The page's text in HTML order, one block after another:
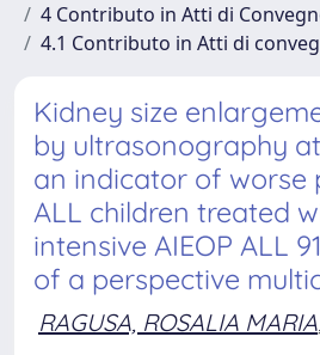
4 Contributo in Atti di
4.1 Contributo in Atti di
Kidney size
by ultrasonography
an indicator of worse
ALL children treated
intensive AIEOP ALL
of a perspective
RAGUSA, ROSALIA MARIA